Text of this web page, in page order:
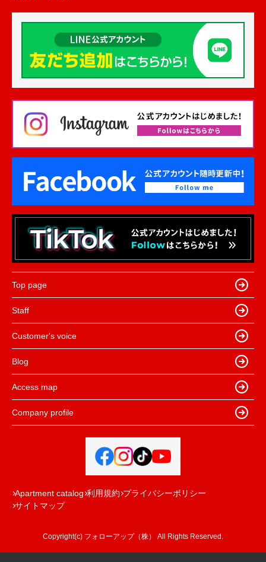
Top page
Staff
Customer's voice
Blog
Access map
Company profile
Apartment catalog 利用規約 プライバシーポリシー
サイトマップ
Copyright(c) フォローアップ（株） All Rights Reserved.